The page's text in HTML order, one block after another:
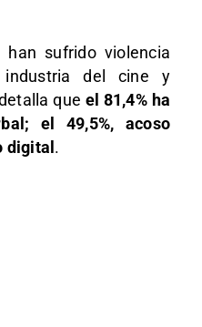
sufrido violencia
del cine y
que el 81,4% ha
el 49,5%, acoso
digital .